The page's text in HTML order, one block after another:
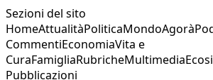
Sezioni del sito
HomeAttualitàPoliticaMondoAgorà
CommentiEconomiaVita e
CuraFamigliaRubricheMultimedia
Pubblicazioni